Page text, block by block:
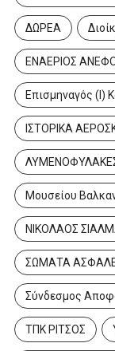
ΔΩΡΕΑ
ΕΝΑΕΡΙΟΣ
Επισμηναγός (Ι)
ΙΣΤΟΡΙΚΑ
Μουσείου
ΝΙΚΟΛΑΟΣ
ΣΩΜΑΤΑ
Σύνδεσμος
ΤΠΚ ΡΙΤΣΟΣ